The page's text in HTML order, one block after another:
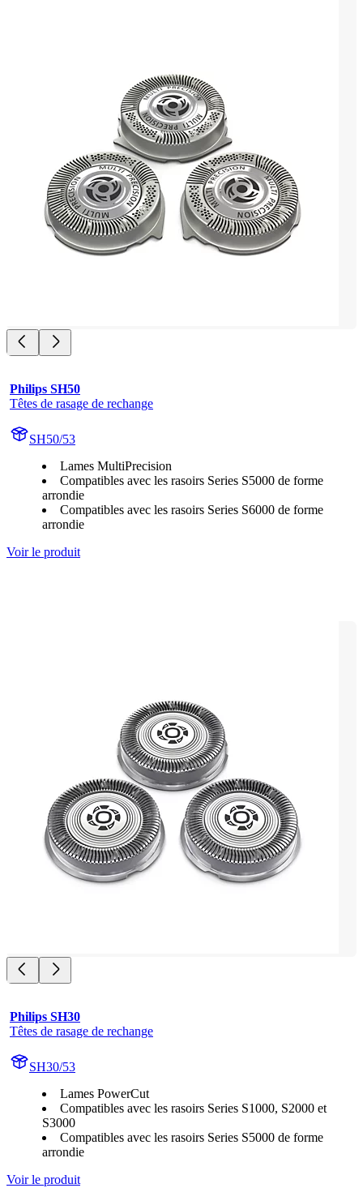
Philips SH50
Têtes de rasage de rechange
SH50/53
Lames MultiPrecision
Compatibles avec les rasoirs Series S5000 de forme
arrondie
Compatibles avec les rasoirs Series S6000 de forme
arrondie
Voir le produit
Philips SH30
Têtes de rasage de rechange
SH30/53
Lames PowerCut
Compatibles avec les rasoirs Series S1000, S2000 et
S3000
Compatibles avec les rasoirs Series S5000 de forme
arrondie
Voir le produit